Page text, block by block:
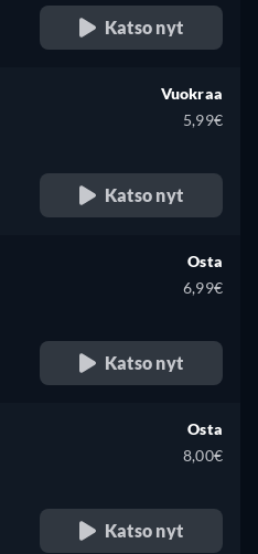
Katso nyt
Vuokraa
5,99€
Katso nyt
Osta
6,99€
Katso nyt
Osta
8,00€
Katso nyt